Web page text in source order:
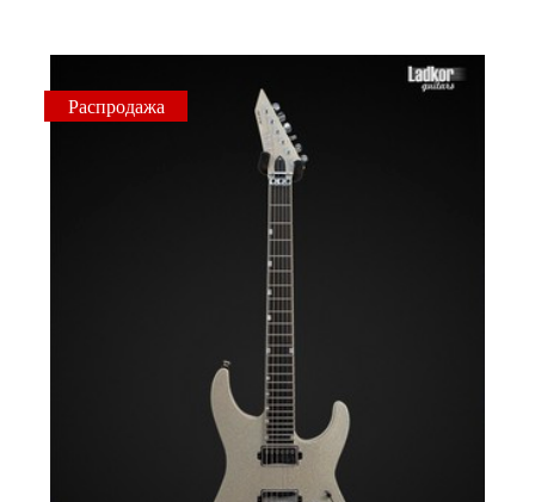
Распродажа